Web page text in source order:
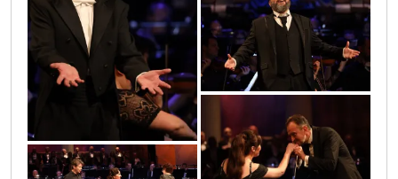
0o3a0219
0o3a0152
0o3a0552